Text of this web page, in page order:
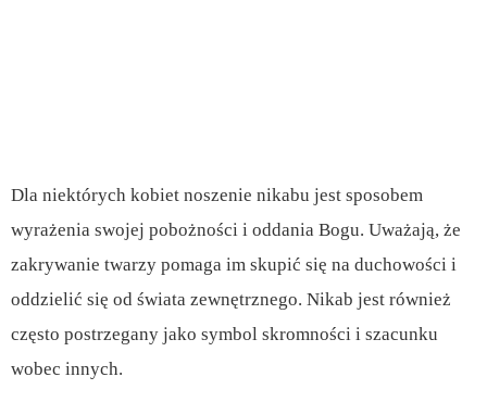
Dla niektórych kobiet noszenie nikabu jest sposobem
wyrażenia swojej pobożności i oddania Bogu. Uważają, że
zakrywanie twarzy pomaga im skupić się na duchowości i
oddzielić się od świata zewnętrznego. Nikab jest również
często postrzegany jako symbol skromności i szacunku
wobec innych.